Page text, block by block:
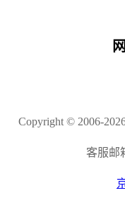
Copyright © 2006-
客服邮